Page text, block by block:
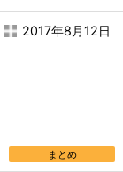
2017年8月12日
まとめ